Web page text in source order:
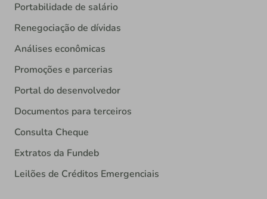
Portabilidade de salário
Renegociação de dívidas
Análises econômicas
Promoções e parcerias
Portal do desenvolvedor
Documentos para terceiros
Consulta Cheque
Extratos da Fundeb
Leilões de Créditos Emergenciais